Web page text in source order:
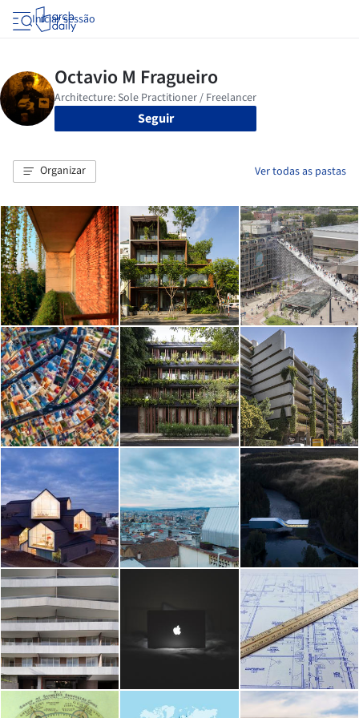
Iniciar sessão
Seguir
Organizar Ver todas as pastas